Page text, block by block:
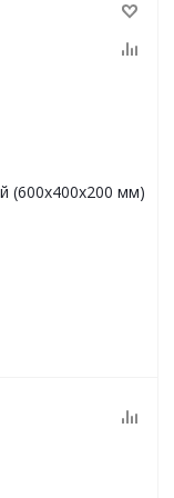
(600х400х200 мм)